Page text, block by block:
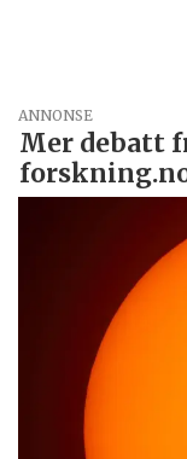
ANNONSE
Mer debatt